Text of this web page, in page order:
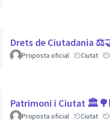
Drets de Ciutadania
Proposta oficial Ciutat
Patrimoni i Ciutat
Proposta oficial Ciutat